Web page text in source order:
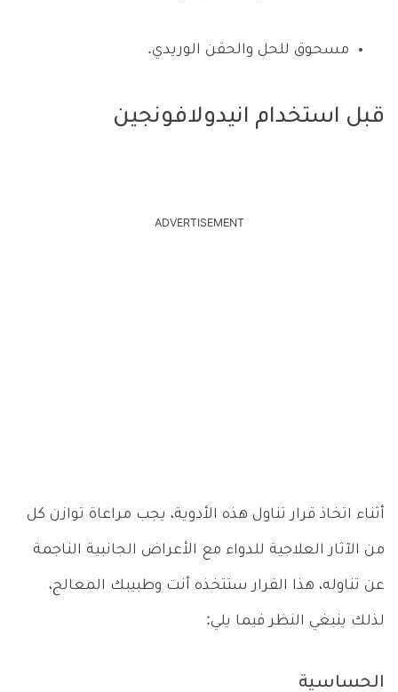
مسحوق للحل والحقن الوريدي.
قبل استخدام انيدولافونجين
ADVERTISEMENT
أثناء اتخاذ قرار تناول هذه الأدوية، يجب مراعاة توازن كل
من الآثار العلاجية للدواء مع الأعراض الجانبية الناجمة
عن تناوله، هذا القرار ستتخذه أنت وطبيبك المعالج،
لذلك ينبغي النظر فيما يلي:
الحساسية